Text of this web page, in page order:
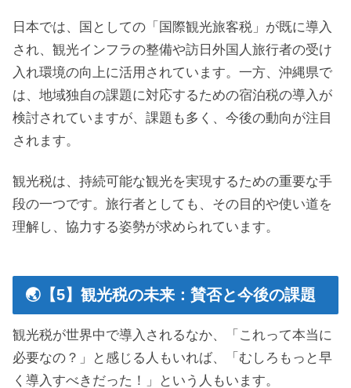
日本では、国としての「国際観光旅客税」が既に導入
され、観光インフラの整備や訪日外国人旅行者の受け
入れ環境の向上に活用されています。一方、沖縄県で
は、地域独自の課題に対応するための宿泊税の導入が
検討されていますが、課題も多く、今後の動向が注目
されます。
観光税は、持続可能な観光を実現するための重要な手
段の一つです。旅行者としても、その目的や使い道を
理解し、協力する姿勢が求められています。
🌏【5】観光税の未来：賛否と今後の課題
観光税が世界中で導入されるなか、「これって本当に
必要なの？」と感じる人もいれば、「むしろもっと早
く導入すべきだった！」という人もいます。